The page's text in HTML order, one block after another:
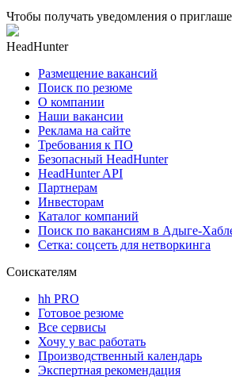
Чтобы получать уведомления о
HeadHunter
Размещение вакансий
Поиск по резюме
О компании
Наши вакансии
Реклама на сайте
Требования к ПО
Безопасный HeadHunter
HeadHunter API
Партнерам
Инвесторам
Каталог компаний
Поиск по вакансиям в Адыге-
Сетка: соцсеть для нетворкинга
Соискателям
hh PRO
Готовое резюме
Все сервисы
Хочу у вас работать
Производственный календарь
Экспертная рекомендация